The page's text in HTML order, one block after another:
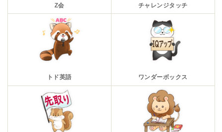
Z会 チャレンジタッチ
トド英語 ワンダーボックス